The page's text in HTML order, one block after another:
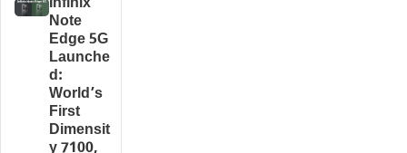
Infinix
Note
Edge 5G
Launche
d:
World’s
First
Dimensit
y 7100,